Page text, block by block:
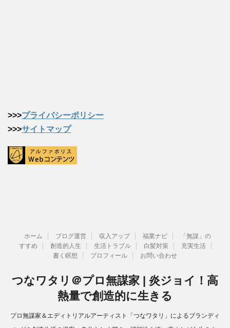
>>>プライバシーポリシー
>>>サイトマップ
ホーム ブログ運営 収入アップ 福業ナビ
「無謀」の
すすめ
創造的人生 生活トラブル 白髪対策
充実生活
書く瞑想
プロフィール お問い合わせ
つなワタリ＠プロ無謀家 | 炎ジョイ！高
熱量で創造的に生きる
プロ無謀家＆エディトリアルアーティスト「つなワタリ」によるブランディ